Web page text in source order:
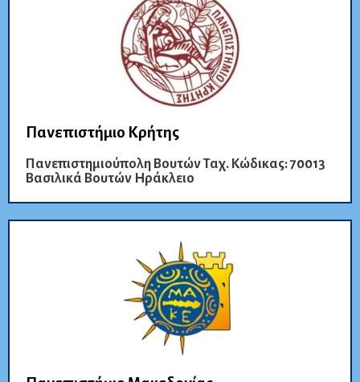
Πανεπιστήμιο Κρήτης
Πανεπιστημιούπολη Βουτών Ταχ. Κώδικας: 70013
Βασιλικά Βουτών Ηράκλειο